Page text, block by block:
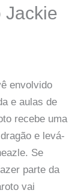
Jackie
envolvido
e aulas de
recebe uma
e levá-
Se
parte da
vai